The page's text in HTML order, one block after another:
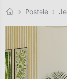
Postele